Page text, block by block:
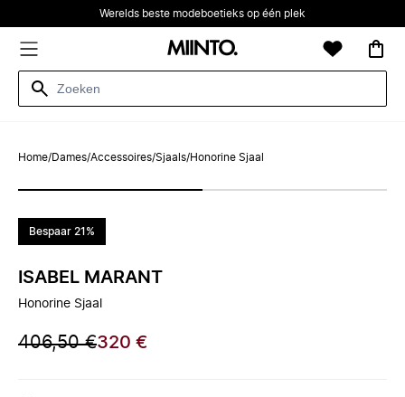
Werelds beste modeboetieks op één plek
Home/Dames/Accessoires/Sjaals/Honorine Sjaal
Bespaar 21%
ISABEL MARANT
Honorine Sjaal
406,50 €320 €